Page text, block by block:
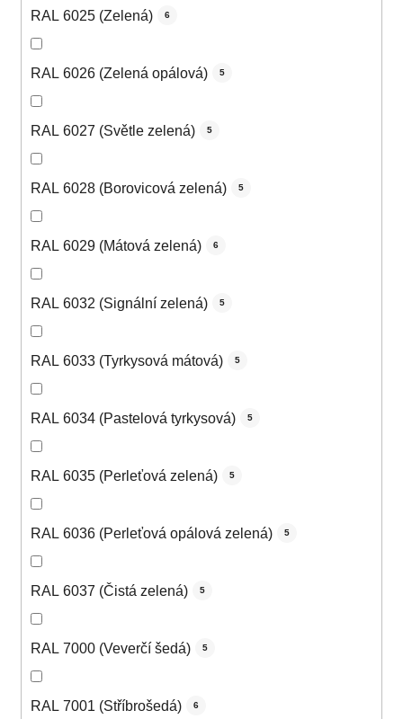
RAL 6025 (Zelená) 6
RAL 6026 (Zelená opálová) 5
RAL 6027 (Světle zelená) 5
RAL 6028 (Borovicová zelená) 5
RAL 6029 (Mátová zelená) 6
RAL 6032 (Signální zelená) 5
RAL 6033 (Tyrkysová mátová) 5
RAL 6034 (Pastelová tyrkysová) 5
RAL 6035 (Perleťová zelená) 5
RAL 6036 (Perleťová opálová zelená) 5
RAL 6037 (Čistá zelená) 5
RAL 7000 (Veverčí šedá) 5
RAL 7001 (Stříbrošedá) 6